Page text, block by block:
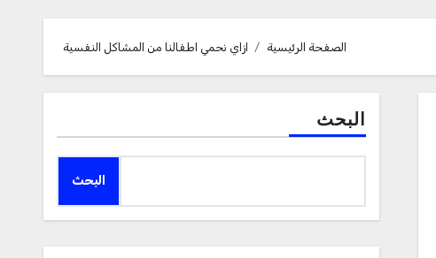
الصفحة الرئيسية ازاي نحمي اطفالنا من المشاكل النفسية
البحث
البحث